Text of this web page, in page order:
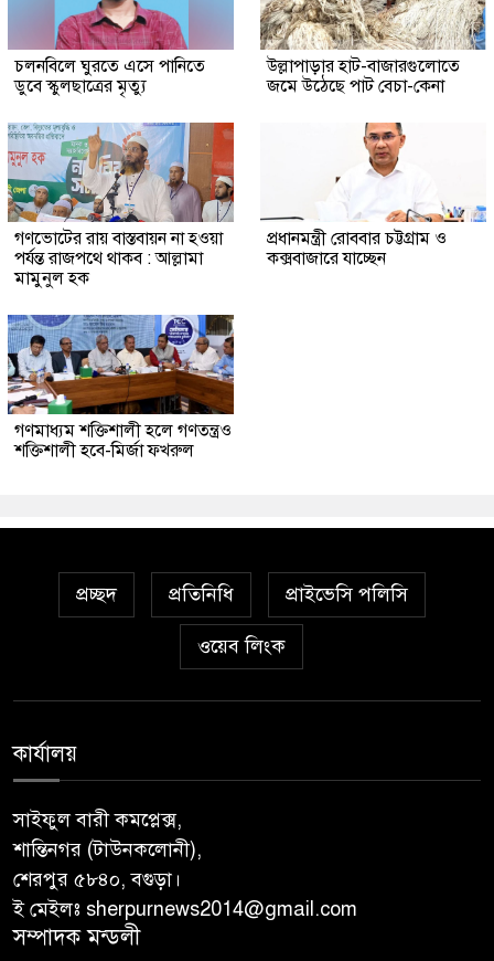
চলনবিলে ঘুরতে এসে পানিতে
ডুবে স্কুলছাত্রের মৃত্যু
উল্লাপাড়ার হাট-বাজারগুলোতে
জমে উঠেছে পাট বেচা-কেনা
গণভোটের রায় বাস্তবায়ন না হওয়া
পর্যন্ত রাজপথে থাকব : আল্লামা
মামুনুল হক
প্রধানমন্ত্রী রোববার চট্টগ্রাম ও
কক্সবাজারে যাচ্ছেন
গণমাধ্যম শক্তিশালী হলে গণতন্ত্রও
শক্তিশালী হবে-মির্জা ফখরুল
প্রচ্ছদ প্রতিনিধি প্রাইভেসি পলিসি
ওয়েব লিংক
কার্যালয়
সাইফুল বারী কমপ্লেক্স,
শান্তিনগর (টাউনকলোনী),
শেরপুর ৫৮৪০, বগুড়া।
ই মেইলঃ sherpurnews2014@gmail.com
সম্পাদক মন্ডলী